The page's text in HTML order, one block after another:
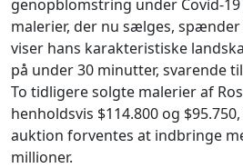
genopblomstring under Covid-
malerier, der nu sælges,
viser hans karakteristiske
på under 30 minutter, svarende
To tidligere solgte malerier af
henholdsvis $114.800 og
auktion forventes at indbringe
millioner.